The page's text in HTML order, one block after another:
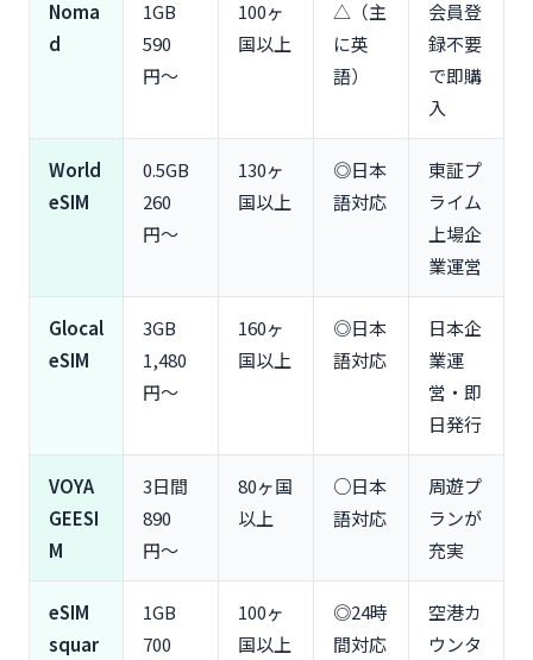
メリット②：口コミ・レビューで実際の通信品質が
分かる
メリット③：割引クーポンコードが見つかる
デメリット①：情報量が多く初心者は迷いやすい
デメリット②：英語表記が多い部分がある
eSIMの申し込み〜設定方法【iPhone・Android対
応】
eSIM購入前の準備（対応機種確認・SIMロック解
iPhoneでのeSIM設定手順（QRコード読み取り〜開
通）
AndroidでのeSIM設定手順（Pixel・Galaxy対応）
現地到着後の回線切り替え方法
eSIM利用時のトラブル対処法と注意点
トラブル①：eSIMがアクティベートできない場合の
対処法
トラブル②：現地で通信が繋がらない場合の対処法
注意点①：主回線のデータローミングは必ずオフに
注意点②：eSIMは削除すると復元できない
Noma
d
1GB
590
円〜
100ヶ
国以上
△（主
に英
語）
会員登
録不要
で即購
入
World
eSIM
0.5GB
260
円〜
130ヶ
国以上
◎日本
語対応
東証プ
ライム
上場企
業運営
Glocal
eSIM
3GB
1,480
円〜
160ヶ
国以上
◎日本
語対応
日本企
業運
営・即
日発行
VOYA
GEESI
M
3日間
890
円〜
80ヶ国
以上
○日本
語対応
周遊プ
ランが
充実
eSIM
squar
1GB
700
100ヶ
国以上
◎24時
間対応
空港カ
ウンタ